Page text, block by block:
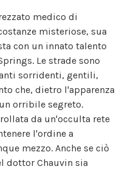
medico di
misteriose, sua
con un innato talento
Le strade sono
sorridenti, gentili,
che, dietro l'apparenza
orribile segreto.
da un'occulta rete
l'ordine a
mezzo. Anche se ciò
dottor Chauvin sia